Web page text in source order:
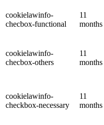
cookielawinfo-
checbox-functional
11
months
cookielawinfo-
checbox-others
11
months
cookielawinfo-
checkbox-necessary
11
months